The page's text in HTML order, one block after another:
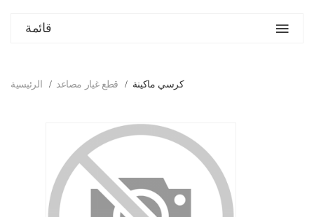
قائمة
الرئيسية قطع غيار مصاعد كرسي ماكينة